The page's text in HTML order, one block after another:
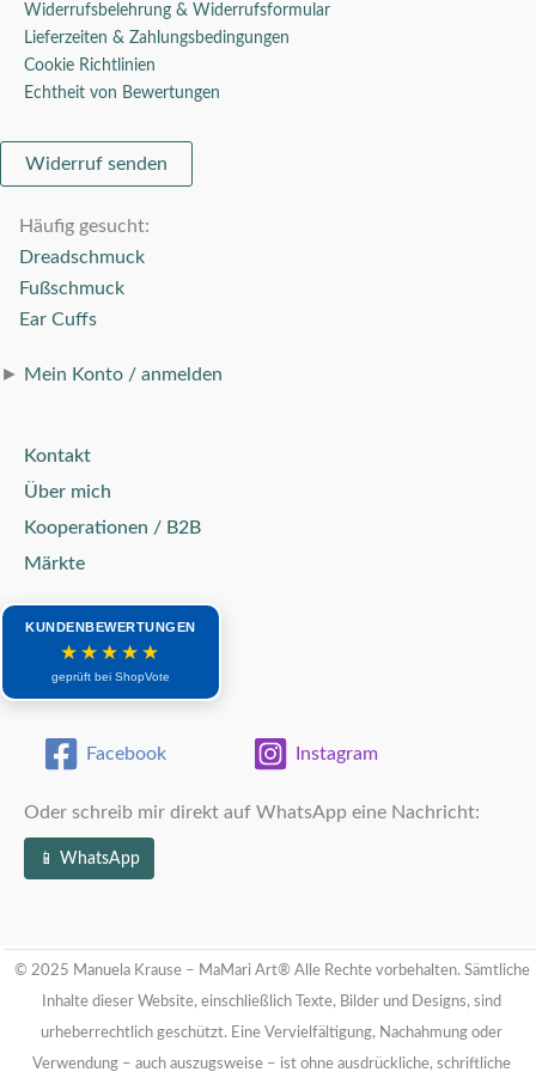
Widerrufsbelehrung & Widerrufsformular
Lieferzeiten & Zahlungsbedingungen
Cookie Richtlinien
Echtheit von Bewertungen
Widerruf senden
Häufig gesucht:
Dreadschmuck
Fußschmuck
Ear Cuffs
► Mein Konto / anmelden
Kontakt
Über mich
Kooperationen / B2B
Märkte
KUNDENBEWERTUNGEN
★★★★★
geprüft bei ShopVote
Facebook Instagram
Oder schreib mir direkt auf WhatsApp eine Nachricht:
📱 WhatsApp
© 2025 Manuela Krause – MaMari Art® Alle Rechte vorbehalten. Sämtliche
Inhalte dieser Website, einschließlich Texte, Bilder und Designs, sind
urheberrechtlich geschützt. Eine Vervielfältigung, Nachahmung oder
Verwendung – auch auszugsweise – ist ohne ausdrückliche, schriftliche